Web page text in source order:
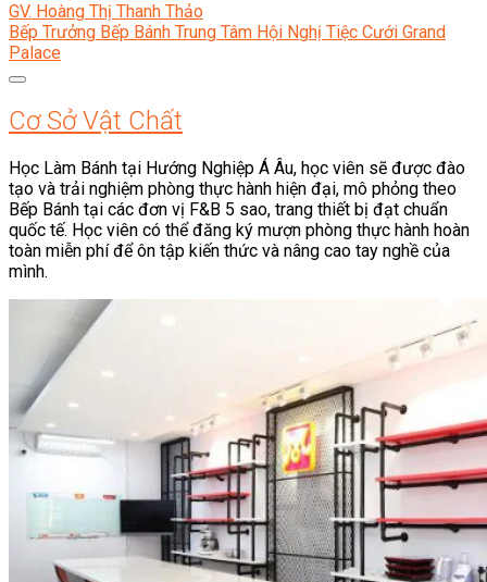
GV. Hoàng Thị Thanh Thảo
Bếp Trưởng Bếp Bánh Trung Tâm Hội Nghị Tiệc Cưới Grand
Palace
Cơ Sở Vật Chất
Học Làm Bánh tại Hướng Nghiệp Á Âu, học viên sẽ được đào
tạo và trải nghiệm phòng thực hành hiện đại, mô phỏng theo
Bếp Bánh tại các đơn vị F&B 5 sao, trang thiết bị đạt chuẩn
quốc tế. Học viên có thể đăng ký mượn phòng thực hành hoàn
toàn miễn phí để ôn tập kiến thức và nâng cao tay nghề của
mình.